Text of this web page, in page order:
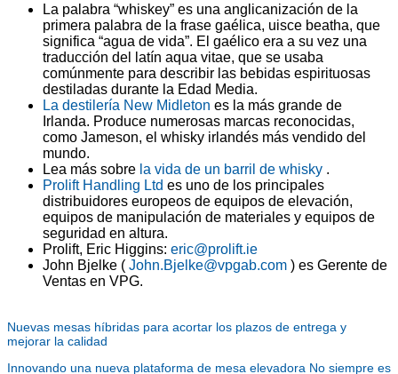
La palabra “whiskey” es una anglicanización de la
primera palabra de la frase gaélica, uisce beatha, que
significa “agua de vida”. El gaélico era a su vez una
traducción del latín aqua vitae, que se usaba
comúnmente para describir las bebidas espirituosas
destiladas durante la Edad Media.
La destilería New Midleton es la más grande de
Irlanda. Produce numerosas marcas reconocidas,
como Jameson, el whisky irlandés más vendido del
mundo.
Lea más sobre la vida de un barril de whisky .
Prolift Handling Ltd es uno de los principales
distribuidores europeos de equipos de elevación,
equipos de manipulación de materiales y equipos de
seguridad en altura.
Prolift, Eric Higgins: eric@prolift.ie
John Bjelke ( John.Bjelke@vpgab.com ) es Gerente de
Ventas en VPG.
Nuevas mesas híbridas para acortar los plazos de entrega y
mejorar la calidad
Innovando una nueva plataforma de mesa elevadora No siempre es